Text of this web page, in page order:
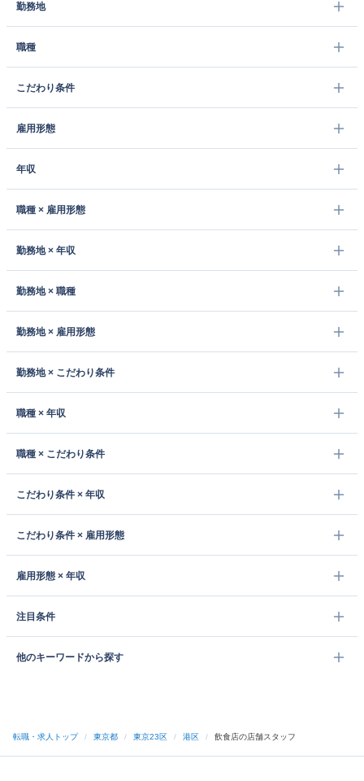
勤務地
職種
こだわり条件
雇用形態
年収
職種 × 雇用形態
勤務地 × 年収
勤務地 × 職種
勤務地 × 雇用形態
勤務地 × こだわり条件
職種 × 年収
職種 × こだわり条件
こだわり条件 × 年収
こだわり条件 × 雇用形態
雇用形態 × 年収
注目条件
他のキーワードから探す
転職・求人トップ / 東京都 / 東京23区 / 港区 / 飲食店の店舗スタッフ